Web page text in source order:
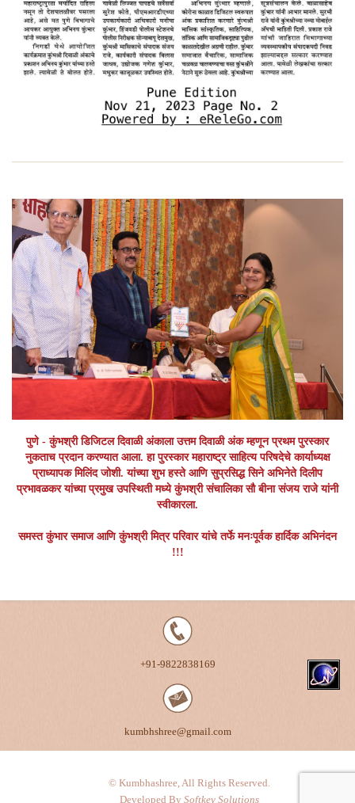
पुणे - कुंभश्री डिजिटल दिवाळी अंकाला उत्तम दिवाळी अंक म्हणून प्रथम पुरस्कार
नुकताच प्रदान करण्यात आला. हा पुरस्कार महाराष्ट्र साहित्य परिषदेचे कार्याध्यक्ष
प्राध्यापक मिलिंद जोशी. यांच्या शुभ हस्ते आणि सुप्रसिद्ध सिने अभिनेते दिलीप
प्रभावळकर यांच्या प्रमुख उपस्थिती मध्ये कुंभश्री संचालिका सौ बीना संजय राजे यांनी
स्वीकारला.
समस्त कुंभार समाज आणि कुंभश्री मित्र परिवार यांचे तर्फे मनःपूर्वक हार्दिक अभिनंदन
!!!
+91-9822838169
kumbhshree@gmail.com
© Kumbhashree, All Rights Reserved.
Developed By Softkey Solutions